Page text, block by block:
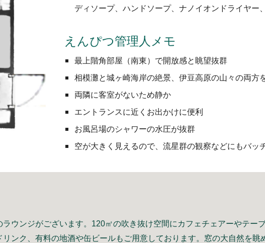
ディソープ、ハンドソープ、ナノイオンドライヤー
えんぴつ管理人メモ
最上階角部屋（南東）で開放感と眺望抜群
相模灘と城ヶ崎海岸の絶景、伊豆高原の山々の両方
両隣に客室がないため静か
エントランスに近くお出かけに便利
お風呂場のシャワーの水圧が抜群
空が大きく見えるので、流星群の観察などにもバッ
ラウンジがござい ます。120㎡の吹き抜け空間にカフェチェアーやテー
ンク、有料の地酒や缶ビールもご用意しております。窓の大自然を